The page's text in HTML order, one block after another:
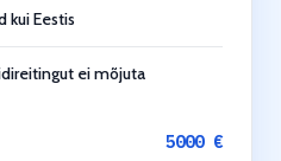
kui Eestis
ei mõjuta
5000 €